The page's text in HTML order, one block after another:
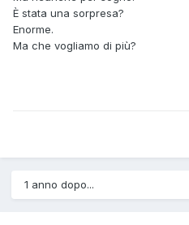
È stata una sorpresa?
Enorme.
Ma che vogliamo di più?
1 anno dopo...